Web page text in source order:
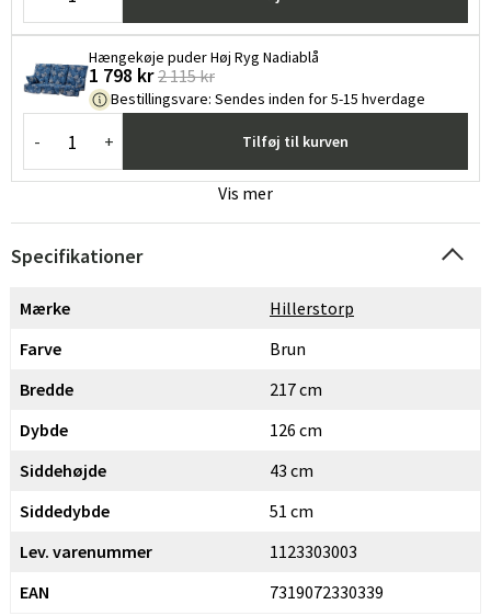
Sverige
Danmark
Norge
Suomi
Hængekøje puder Høj Ryg Nadiablå
1 798 kr 2 115 kr
Bestillingsvare: Sendes inden for 5-15 hverdage
- + Tilføj til kurven
Vis mer
Specifikationer
Mærke
Hillerstorp
Farve
Brun
Bredde
217 cm
Dybde
126 cm
Siddehøjde
43 cm
Siddedybde
51 cm
Lev. varenummer
1123303003
EAN
7319072330339